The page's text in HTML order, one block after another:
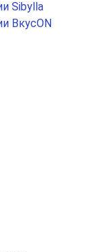
Sibylla
ВкусON